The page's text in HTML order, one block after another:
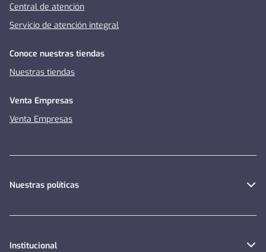
Central de atención
Servicio de atención integral
Conoce nuestras tiendas
Nuestras tiendas
Venta Empresas
Venta Empresas
Nuestras políticas
Institucional